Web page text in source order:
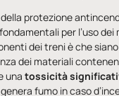
della protezione
per l’uso dei
dei treni è che siano
dei materiali
una tossicità
fumo in caso